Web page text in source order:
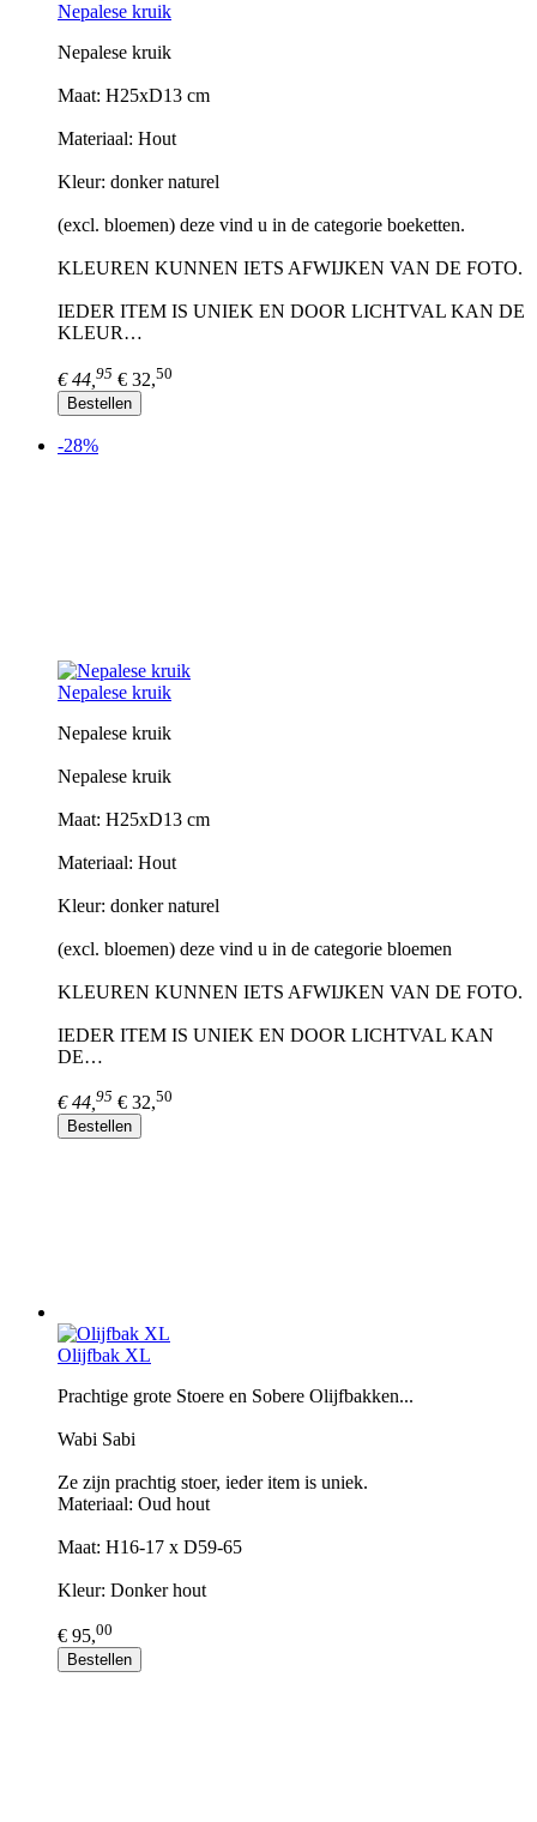
Nepalese kruik
Nepalese kruik
Maat: H25xD13 cm
Materiaal: Hout
Kleur: donker naturel
(excl. bloemen) deze vind u in de categorie boeketten.
KLEUREN KUNNEN IETS AFWIJKEN VAN DE FOTO.
IEDER ITEM IS UNIEK EN DOOR LICHTVAL KAN DE
KLEUR…
€ 44, 95 € 32,50
Bestellen
-28%
Nepalese kruik
Nepalese kruik
Nepalese kruik
Maat: H25xD13 cm
Materiaal: Hout
Kleur: donker naturel
(excl. bloemen) deze vind u in de categorie bloemen
KLEUREN KUNNEN IETS AFWIJKEN VAN DE FOTO.
IEDER ITEM IS UNIEK EN DOOR LICHTVAL KAN
DE…
€ 44, 95 € 32,50
Bestellen
Olijfbak XL
Prachtige grote Stoere en Sobere Olijfbakken...
Wabi Sabi
Ze zijn prachtig stoer, ieder item is uniek.
Materiaal: Oud hout
Maat: H16-17 x D59-65
Kleur: Donker hout
€ 95,00
Bestellen